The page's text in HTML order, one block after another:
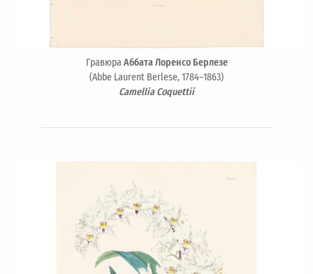
ГравюраАббата Лоренсо Берлезе
(Abbe Laurent Berlese, 1784–1863)
Camellia Coquettii